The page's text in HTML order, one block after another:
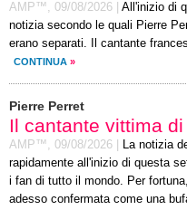
AMP™, 09/08/2026
All'inizio di
notizia secondo le quali Pierre
erano separati. Il cantante
CONTINUA »
Pierre Perret
Il cantante vittima
AMP™, 09/08/2026 La notizia
rapidamente all'inizio di questa
i fan di tutto il mondo. Per
adesso confermata come una